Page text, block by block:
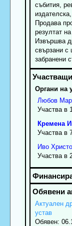
събития,
Продава
резултат
Извършва
свързани с
забранени
Органи на
Любов
Участва в
Кремена
Участва в
Иво
Участва в
Актуален
устав
Обявен: